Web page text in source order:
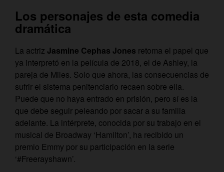
Los personajes de esta comedia
dramática
La actriz Jasmine Cephas Jones retoma el papel que
ya interpretó en la película de 2018, el de Ashley, la
pareja de Miles. Solo que ahora, las consecuencias de
sufrir el sistema penitenciario recaen sobre ella.
Puede que no haya entrado en prisión, pero sí es la
que debe seguir peleando por sacar a su familia
adelante. La intérprete, conocida por su trabajo en el
musical de Broadway ‘Hamilton’, ha recibido un
premio Emmy por su participación en la serie
‘#Freerayshawn’.